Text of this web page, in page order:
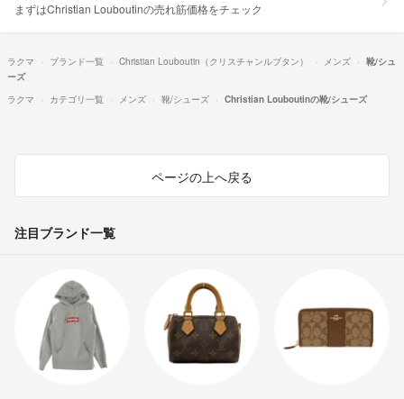
まずはChristian Louboutinの売れ筋価格をチェック
ラクマ ブランド一覧 Christian Louboutin（クリスチャンルブタン） メンズ
靴/シュ
ーズ
ラクマ
カテゴリ一覧 メンズ 靴/シューズ Christian Louboutinの靴/シューズ
ページの上へ戻る
注目ブランド一覧